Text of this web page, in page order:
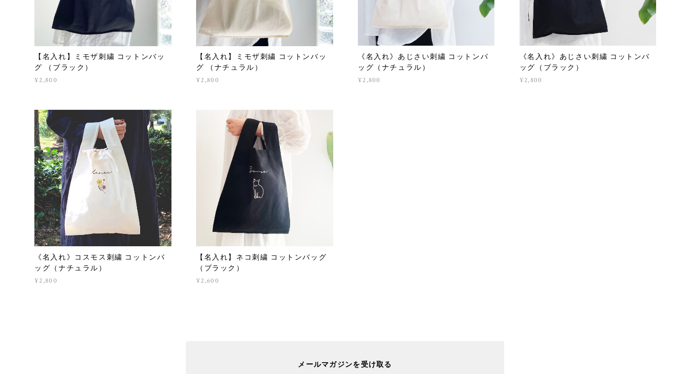
【名入れ】ミモザ刺繍 コットンバッ
グ （ブラック）
¥2,800
【名入れ】ミモザ刺繍 コットンバッ
グ （ナチュラル）
¥2,800
《名入れ》あじさい刺繍 コットンバ
ッグ（ナチュラル）
¥2,800
《名入れ》あじさい刺繍 コットンバ
ッグ（ブラック）
¥2,800
《名入れ》コスモス刺繍 コットンバ
ッグ（ナチュラル）
¥2,800
【名入れ】ネコ刺繍 コットンバッグ
（ブラック）
¥2,600
メールマガジンを受け取る